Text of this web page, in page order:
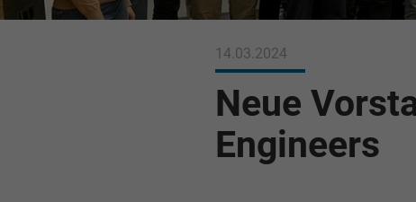
14.03.2024
Neue
Engineers